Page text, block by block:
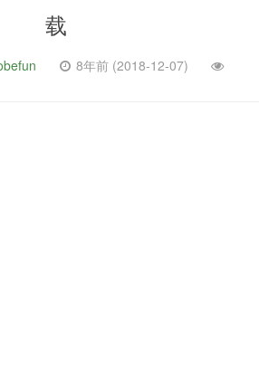
载
8年前 (2018-12-07)